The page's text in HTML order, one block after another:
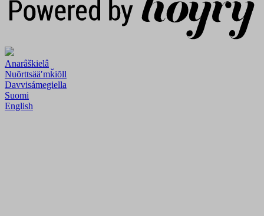
Anarâškielâ
Nuõrttsääʹmǩiõll
Davvisámegiella
Suomi
English